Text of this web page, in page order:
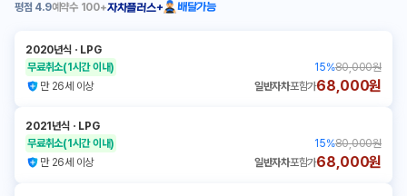
평점 4.9예약수 100+자차플러스+ 배달가능
2020년식 ㆍ LPG
무료취소(1시간 이내) 15%80,000원
만 26세 이상
일반자차포함가68,000원
2021년식 ㆍ LPG
무료취소(1시간 이내) 15%80,000원
만 26세 이상
일반자차포함가68,000원